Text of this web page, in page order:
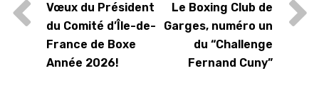
Vœux du Président
du Comité d’Île-de-
France de Boxe
Année 2026!
Le Boxing Club de
Garges, numéro un
du “Challenge
Fernand Cuny”